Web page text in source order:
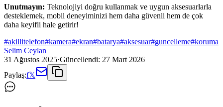
Unutmayın: Teknolojiyi doğru kullanmak ve uygun aksesuarlarla
desteklemek, mobil deneyiminizi hem daha güvenli hem de çok
daha keyifli hale getirir!
#akillitelefon#kamera#ekran#batarya#aksesuar#guncelleme#koruma
Selim Ceylan
31 Ağustos 2025·Güncellendi: 27 Mart 2026
Paylaş:f𝕏